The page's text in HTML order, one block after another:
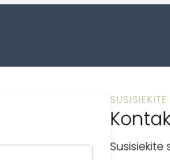
SUSISIEKITE